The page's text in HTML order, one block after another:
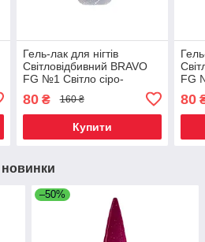
Гель-лак для нігтів
Світловідбивний BRAVO
FG №1 Світло сіро-
80₴ 160 ₴
Купити
FG
80
новинки
–50%